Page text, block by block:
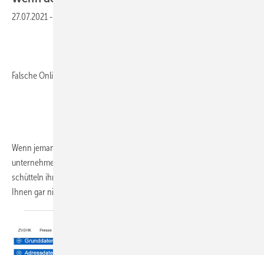
27.07.2021 -
Falsche Onlinebewertungen nicht ignorieren.
Wenn jemand blanken Unsinn über Sie und Ihren Betrieb erzählt, was
unternehmen Sie dann? Packen Sie ihn am Schlafittchen und
schütteln ihn kräftig durch? (Solche Steinzeitmanieren möchte ich
Ihnen gar nicht unterstellen, aber helfen würde